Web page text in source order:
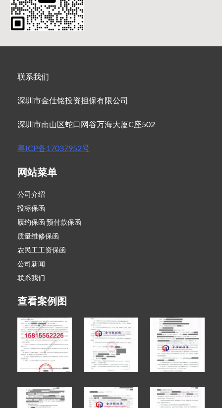
联系我们
深圳市金仕铭投资担保有限公司
深圳市南山区蛇口网谷万海大厦C座502
粤ICP备17037952号
网站菜单
公司介绍
投标保函
履约保函 预付款保函
质量维修保函
农民工工资保函
公司新闻
联系我们
查看案例图